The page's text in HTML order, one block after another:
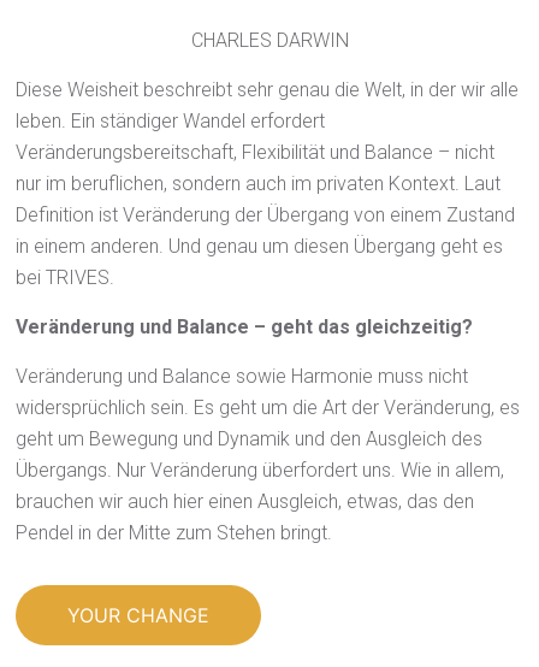
CHARLES DARWIN
Diese Weisheit beschreibt sehr genau die Welt, in der wir alle
leben. Ein ständiger Wandel erfordert
Veränderungsbereitschaft, Flexibilität und Balance – nicht
nur im beruflichen, sondern auch im privaten Kontext. Laut
Definition ist Veränderung der Übergang von einem Zustand
in einem anderen. Und genau um diesen Übergang geht es
bei TRIVES.
Veränderung und Balance – geht das gleichzeitig?
Veränderung und Balance sowie Harmonie muss nicht
widersprüchlich sein. Es geht um die Art der Veränderung, es
geht um Bewegung und Dynamik und den Ausgleich des
Übergangs. Nur Veränderung überfordert uns. Wie in allem,
brauchen wir auch hier einen Ausgleich, etwas, das den
Pendel in der Mitte zum Stehen bringt.
YOUR CHANGE